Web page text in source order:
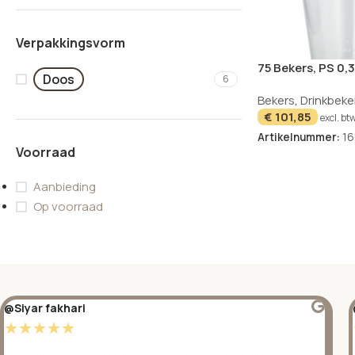
Verpakkingsvorm
Doos 6
Voorraad
Aanbieding
Op voorraad
UITVERKOCHT
75 Bekers, PS 0,3
schuimkraag
Bekers,
€ 101,85 excl.
Artikelnummer:
@Siyar fakhari
☆☆☆☆☆